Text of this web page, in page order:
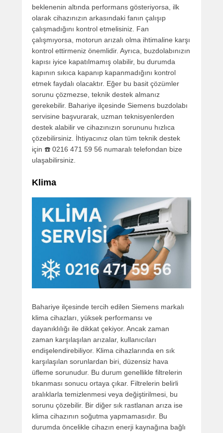
beklenenin altında performans gösteriyorsa, ilk
olarak cihazınızın arkasındaki fanın çalışıp
çalışmadığını kontrol etmelisiniz. Fan
çalışmıyorsa, motorun arızalı olma ihtimaline karşı
kontrol ettirmeniz önemlidir. Ayrıca, buzdolabınızın
kapısı iyice kapatılmamış olabilir, bu durumda
kapının sıkıca kapanıp kapanmadığını kontrol
etmek faydalı olacaktır. Eğer bu basit çözümler
sorunu çözmezse, teknik destek almanız
gerekebilir. Bahariye ilçesinde Siemens buzdolabı
servisine başvurarak, uzman teknisyenlerden
destek alabilir ve cihazınızın sorununu hızlıca
çözebilirsiniz. İhtiyacınız olan tüm teknik destek
için ☎️ 0216 471 59 56 numaralı telefondan bize
ulaşabilirsiniz.
Klima
Bahariye ilçesinde tercih edilen Siemens markalı
klima cihazları, yüksek performansı ve
dayanıklılığı ile dikkat çekiyor. Ancak zaman
zaman karşılaşılan arızalar, kullanıcıları
endişelendirebiliyor. Klima cihazlarında en sık
karşılaşılan sorunlardan biri, düzensiz hava
üfleme sorunudur. Bu durum genellikle filtrelerin
tıkanması sonucu ortaya çıkar. Filtrelerin belirli
aralıklarla temizlenmesi veya değiştirilmesi, bu
sorunu çözebilir. Bir diğer sık rastlanan arıza ise
klima cihazının soğutma yapmamasıdır. Bu
durumda öncelikle cihazın enerji kaynağına bağlı